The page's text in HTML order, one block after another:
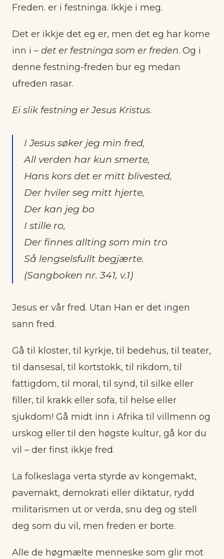
Freden. er i festninga. Ikkje i meg.
Det er ikkje det eg er, men det eg har kome
inn i – det er festninga som er freden. Og i
denne festning-freden bur eg medan
ufreden rasar.
Ei slik festning er Jesus Kristus.
I Jesus søker jeg min fred,
All verden har kun smerte,
Hans kors det er mitt blivested,
Der hviler seg mitt hjerte,
Der kan jeg bo
I stille ro,
Der finnes allting som min tro
Så lengselsfullt begjærte.
(Sangboken nr. 341, v.1)
Jesus er vår fred. Utan Han er det ingen
sann fred.
Gå til kloster, til kyrkje, til bedehus, til teater,
til dansesal, til kortstokk, til rikdom, til
fattigdom, til moral, til synd, til silke eller
filler, til krakk eller sofa, til helse eller
sjukdom! Gå midt inn i Afrika til villmenn og
ur­skog eller til den høgste kultur, gå kor du
vil – der finst ikkje fred.
La folkeslaga verta styrde av kongemakt,
pavemakt, demokrati eller diktatur, rydd
militarismen ut or verda, snu deg og stell
deg som du vil, men freden er borte.
Alle de høgmælte menneske som glir mot